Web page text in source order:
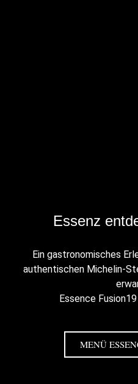
Essenz
Ein gastronomisches
authentischen Michelin-
Essence
MENÜ